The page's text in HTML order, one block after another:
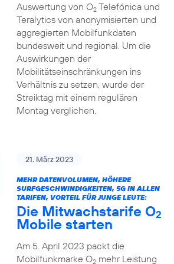
Auswertung von O2Telefónica und
Teralytics von anonymisierten und
aggregierten Mobilfunkdaten
bundesweit und regional. Um die
Auswirkungen der
Mobilitätseinschränkungen ins
Verhältnis zu setzen, wurde der
Streiktag mit einem regulären
Montag verglichen.
21. März 2023
MEHR DATENVOLUMEN, HÖHERE
SURFGESCHWINDIGKEITEN, 5G IN ALLEN
TARIFEN, VORTEIL FÜR JUNGE LEUTE:
Die Mitwachstarife O2
Mobile starten
Am 5. April 2023 packt die
Mobilfunkmarke O2mehr Leistung